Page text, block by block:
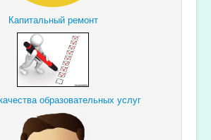
Капитальный ремонт
образовательных услуг